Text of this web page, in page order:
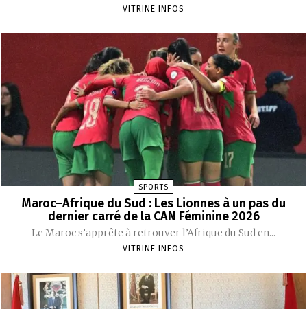
VITRINE INFOS
SPORTS
Maroc–Afrique du Sud : Les Lionnes à un pas du
dernier carré de la CAN Féminine 2026
Le Maroc s’apprête à retrouver l’Afrique du Sud en...
VITRINE INFOS